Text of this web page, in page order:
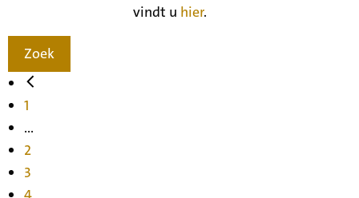
vindt u hier.
Zoek
1
...
2
3